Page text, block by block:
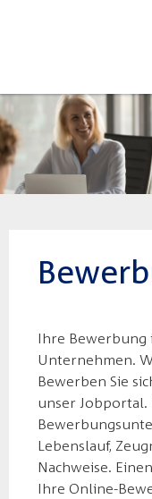
Ihre Bewerbung
Unternehmen.
Bewerben Sie
unser Jobportal.
Lebenslauf,
Nachweise.
Ihre Online-